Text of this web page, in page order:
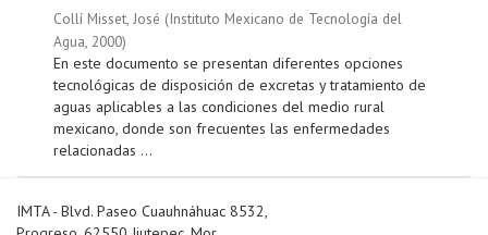
Collí Misset, José (Instituto Mexicano de Tecnología del
Agua, 2000)
En este documento se presentan diferentes opciones
tecnológicas de disposición de excretas y tratamiento de
aguas aplicables a las condiciones del medio rural
mexicano, donde son frecuentes las enfermedades
relacionadas ...
IMTA - Blvd. Paseo Cuauhnáhuac 8532,